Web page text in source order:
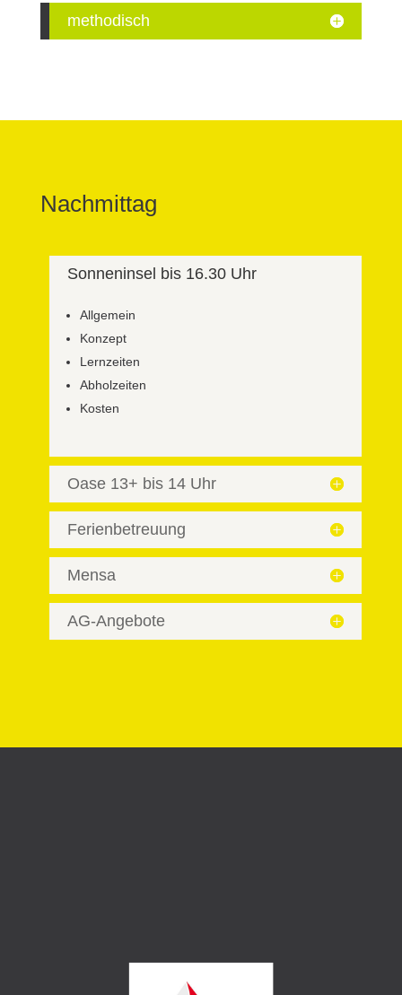
methodisch
Nachmittag
Sonneninsel bis 16.30 Uhr
Allgemein
Konzept
Lernzeiten
Abholzeiten
Kosten
Oase 13+ bis 14 Uhr
Ferienbetreuung
Mensa
AG-Angebote